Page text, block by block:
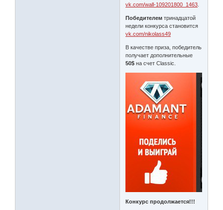
vk.com/wall-109201800_1463
Победителем тринадцатой
недели конкурса становится
vk.com/nikolass49
В качестве приза, победитель
получает дополнительные
50$ на счет Classic.
Конкурс продолжается!!!